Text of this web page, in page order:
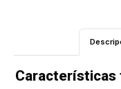
Características